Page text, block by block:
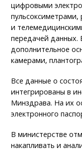
цифровыми
и
передачей
дополнительное
камерами,
Все данные о
интегрированы в
Минздрава. На их
электронного
В министерстве
накапливать и